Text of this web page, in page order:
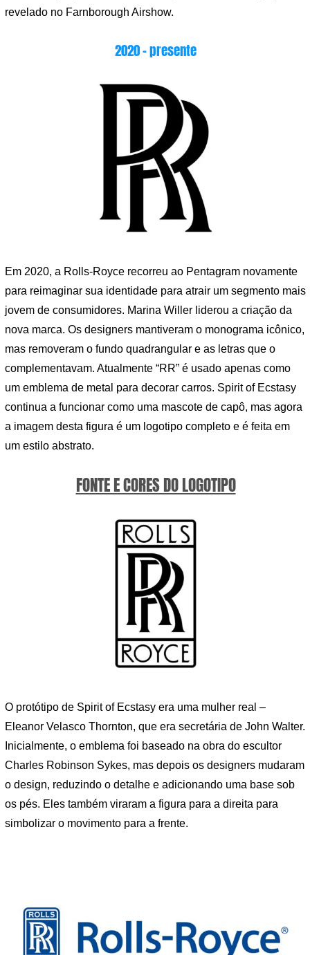
revelado no Farnborough Airshow.
2020 – presente
Em 2020, a Rolls-Royce recorreu ao Pentagram novamente
para reimaginar sua identidade para atrair um segmento mais
jovem de consumidores. Marina Willer liderou a criação da
nova marca. Os designers mantiveram o monograma icônico,
mas removeram o fundo quadrangular e as letras que o
complementavam. Atualmente “RR” é usado apenas como
um emblema de metal para decorar carros. Spirit of Ecstasy
continua a funcionar como uma mascote de capô, mas agora
a imagem desta figura é um logotipo completo e é feita em
um estilo abstrato.
FONTE E CORES DO LOGOTIPO
O protótipo de Spirit of Ecstasy era uma mulher real –
Eleanor Velasco Thornton, que era secretária de John Walter.
Inicialmente, o emblema foi baseado na obra do escultor
Charles Robinson Sykes, mas depois os designers mudaram
o design, reduzindo o detalhe e adicionando uma base sob
os pés. Eles também viraram a figura para a direita para
simbolizar o movimento para a frente.